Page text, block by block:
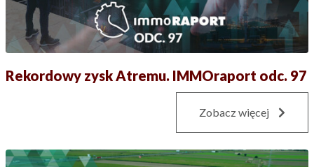
Rekordowy zysk Atremu. IMMOraport odc. 97
Zobacz więcej